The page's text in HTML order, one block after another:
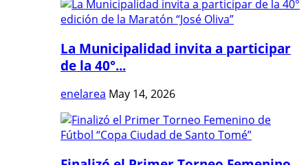
La Municipalidad invita a participar
de la 40°...
enelarea May 14, 2026